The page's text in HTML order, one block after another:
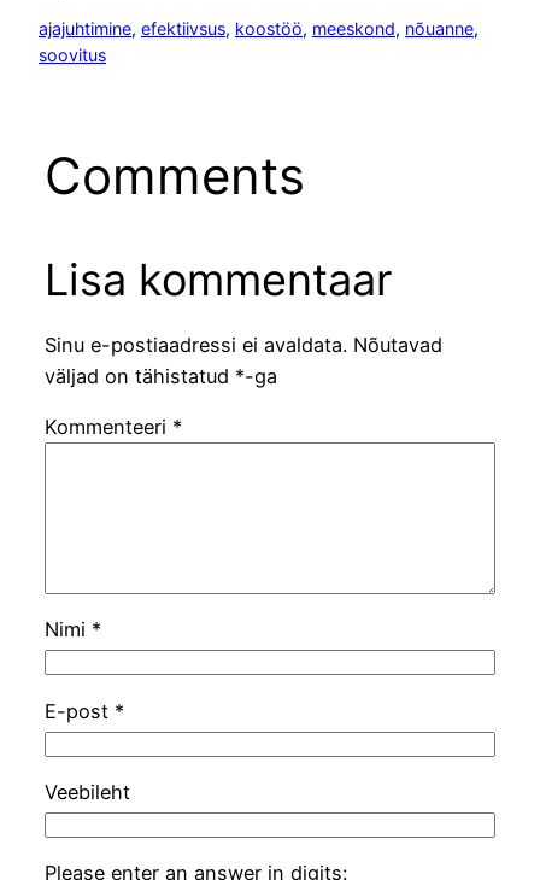
ajajuhtimine, efektiivsus, koostöö, meeskond, nõuanne
soovitus
Comments
Lisa kommentaar
Sinu e-postiaadressi ei avaldata. Nõutavad
väljad on tähistatud *-ga
Kommenteeri *
Nimi *
E-post *
Veebileht
Please enter an answer in digits: